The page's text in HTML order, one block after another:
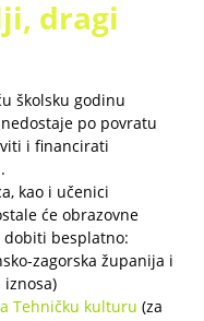
dragi
školsku godinu
po povratu
i financirati
kao i učenici
će obrazovne
besplatno:
zagorska županija i
iznosa)
Tehničku kulturu (za